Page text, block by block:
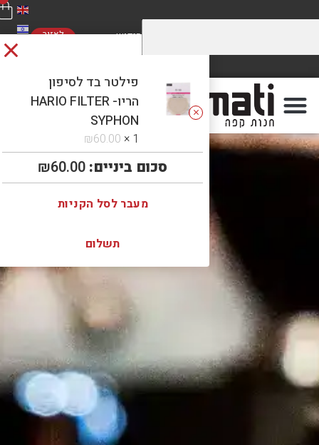
ברכישה מעל 5 קילו. כנסו לראות! ברכישה מעל 300 ₪
לאזור
פילטר בד לסיפון
הריו- HARIO FILTER
SYPHON
1 ×
₪60.00
סכום ביניים: ₪60.00
מעבר לסל הקניות
תשלום